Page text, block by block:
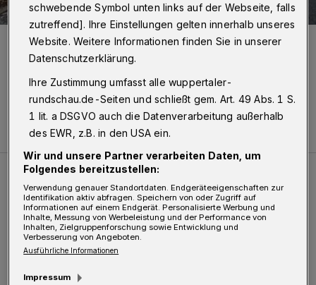
Weitere Bilderstrecken
Sommer in der Elberfelder City
schwebende Symbol unten links auf der Webseite, falls
zutreffend]. Ihre Einstellungen gelten innerhalb unseres
Website. Weitere Informationen finden Sie in unserer
Datenschutzerklärung.
Ihre Zustimmung umfasst alle wuppertaler-
rundschau.de-Seiten und schließt gem. Art. 49 Abs. 1 S.
1 lit. a DSGVO auch die Datenverarbeitung außerhalb
des EWR, z.B. in den USA ein.
Wir und unsere Partner verarbeiten Daten, um
Folgendes bereitzustellen:
Verwendung genauer Standortdaten. Endgeräteeigenschaften zur
Identifikation aktiv abfragen. Speichern von oder Zugriff auf
Informationen auf einem Endgerät. Personalisierte Werbung und
Inhalte, Messung von Werbeleistung und der Performance von
Inhalten, Zielgruppenforschung sowie Entwicklung und
Verbesserung von Angeboten.
Ausführliche Informationen
Impressum